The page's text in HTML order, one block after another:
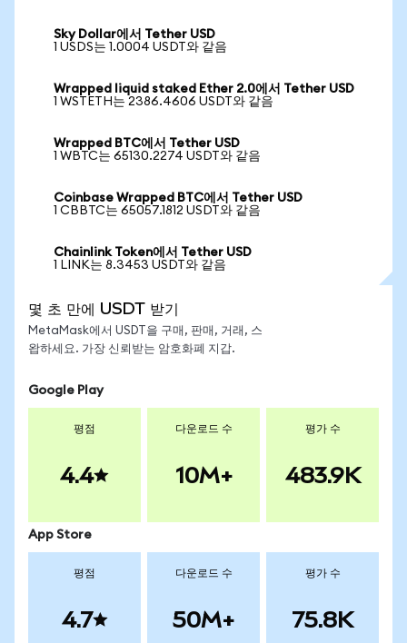
Sky Dollar에서 Tether USD
1 USDS는 1.0004 USDT와 같음
Wrapped liquid staked Ether 2.0에서 Tether USD
1 WSTETH는 2386.4606 USDT와 같음
Wrapped BTC에서 Tether USD
1 WBTC는 65130.2274 USDT와 같음
Coinbase Wrapped BTC에서 Tether USD
1 CBBTC는 65057.1812 USDT와 같음
Chainlink Token에서 Tether USD
1 LINK는 8.3453 USDT와 같음
몇 초 만에 USDT 받기
MetaMask에서 USDT을 구매, 판매, 거래, 스
왑하세요. 가장 신뢰받는 암호화폐 지갑.
Google Play
평점
4.4
다운로드 수
10M+
평가 수
483.9K
App Store
평점
4.7
다운로드 수
50M+
평가 수
75.8K